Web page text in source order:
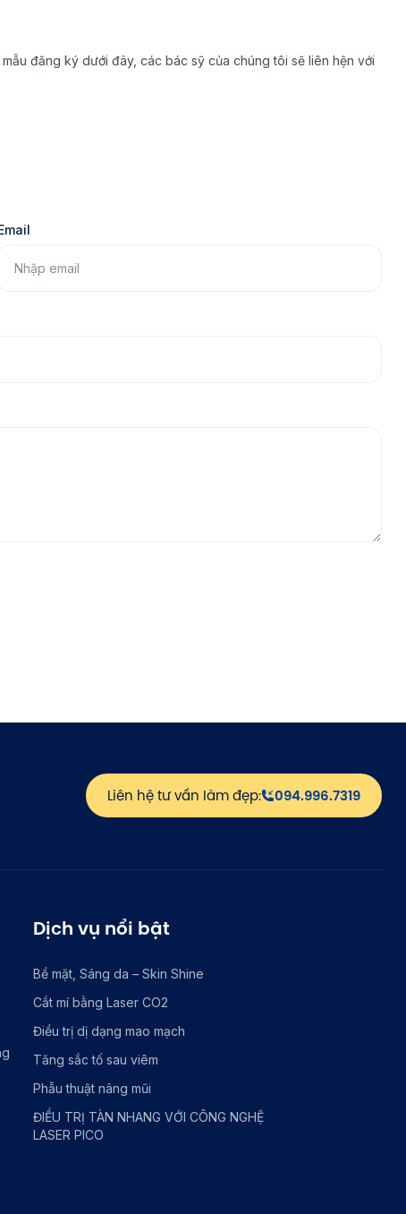
đăng ký dưới đây, các bác sỹ của chúng tôi sẽ liên hện với
Liên hệ tư vấn làm đẹp: 094.996.7319
Dịch vụ nổi bật
Bề mặt, Sáng da – Skin Shine
Cắt mí bằng Laser CO2
Điều trị dị dạng mao mạch
Tăng sắc tố sau viêm
Phẫu thuật nâng mũi
ĐIỀU TRỊ TÀN NHANG VỚI CÔNG NGHỆ
LASER PICO